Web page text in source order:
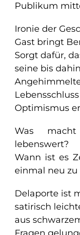
Publikum
Ironie der
Gast bringt
Sorgt dafür,
seine bis
Optimismus
Was
lebenswert?
Wann ist es
einmal neu zu
Delaporte ist
satirisch
aus